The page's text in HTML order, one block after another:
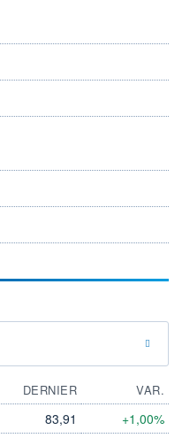
DERNIER
VAR.
83,91 +1,00%